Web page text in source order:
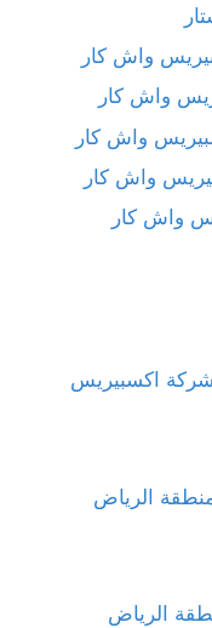
واش كار
واش كار
واش كار
واش كار
واش كار
اكسبيريس
الرياض
الرياض